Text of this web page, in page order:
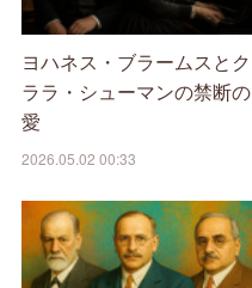
ヨハネス・ブラームスとク
ララ・シューマンの禁断の
愛
2026.05.02 00:33